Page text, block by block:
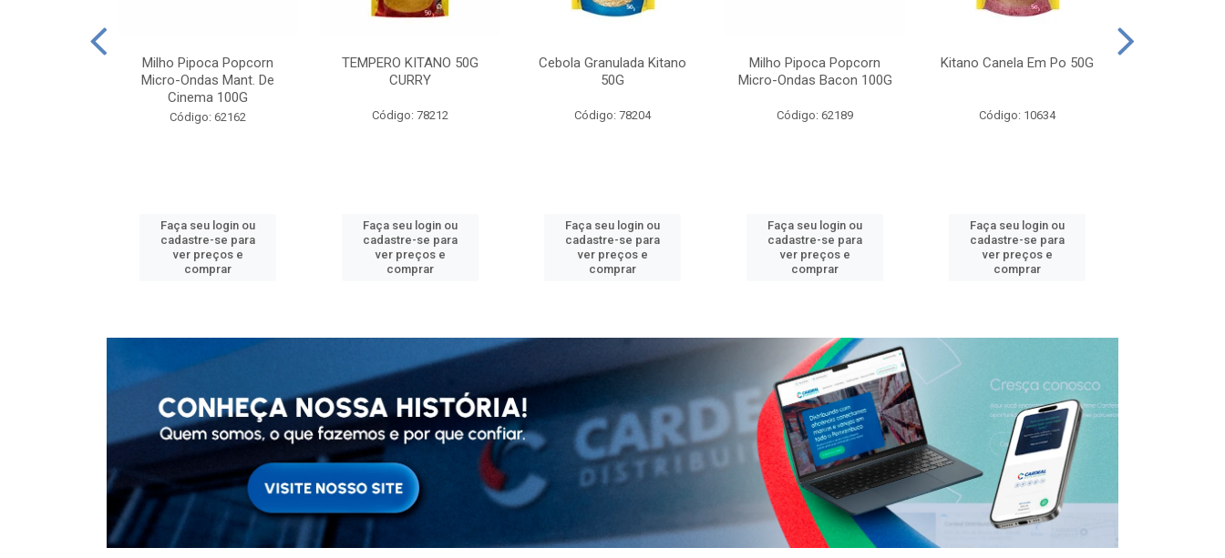
Milho Pipoca Popcorn
Micro-Ondas Mant. De
Cinema 100G
Código: 62162
Faça seu login ou
cadastre-se para
ver preços e
comprar
TEMPERO KITANO 50G
CURRY
Código: 78212
Faça seu login ou
cadastre-se para
ver preços e
comprar
Cebola Granulada Kitano
50G
Código: 78204
Faça seu login ou
cadastre-se para
ver preços e
comprar
Milho Pipoca Popcorn
Micro-Ondas Bacon 100G
Código: 62189
Faça seu login ou
cadastre-se para
ver preços e
comprar
Kitano Canela Em Po 50G
Código: 10634
Faça seu login ou
cadastre-se para
ver preços e
comprar